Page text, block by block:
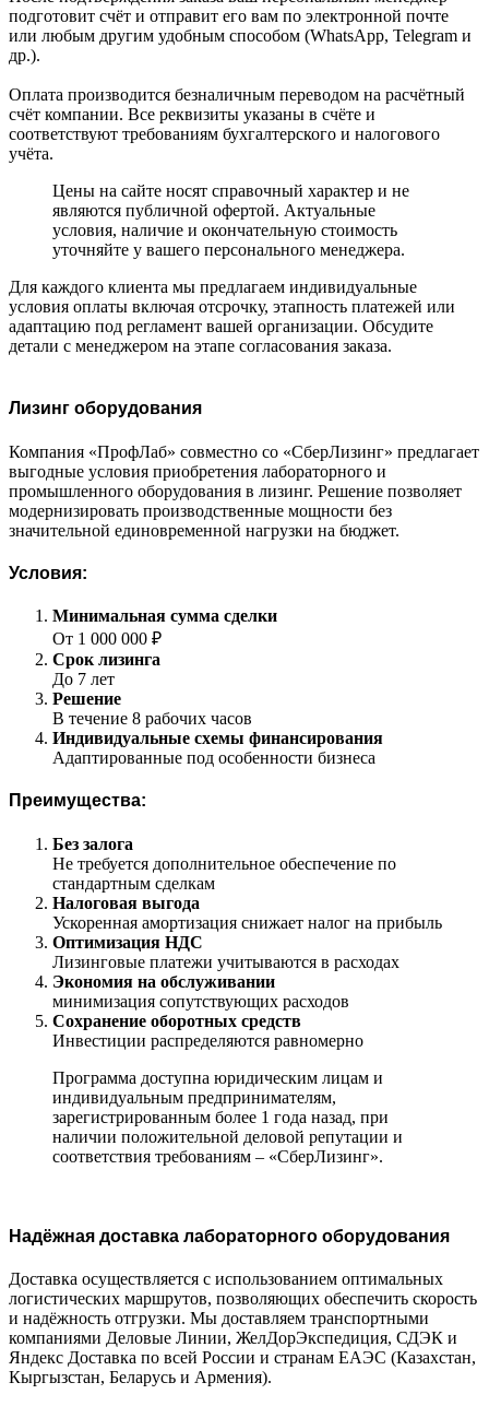
подготовит счёт и отправит его вам по электронной почте
или любым другим удобным способом (WhatsApp, Telegram и
др.).
Оплата производится безналичным переводом на расчётный
счёт компании. Все реквизиты указаны в счёте и
соответствуют требованиям бухгалтерского и налогового
учёта.
Цены на сайте носят справочный характер и не
являются публичной офертой. Актуальные
условия, наличие и окончательную стоимость
уточняйте у вашего персонального менеджера.
Для каждого клиента мы предлагаем индивидуальные
условия оплаты включая отсрочку, этапность платежей или
адаптацию под регламент вашей организации. Обсудите
детали с менеджером на этапе согласования заказа.
Лизинг оборудования
Компания «ПрофЛаб» совместно со «СберЛизинг» предлагает
выгодные условия приобретения лабораторного и
промышленного оборудования в лизинг. Решение позволяет
модернизировать производственные мощности без
значительной единовременной нагрузки на бюджет.
Условия:
Минимальная сумма сделки
От 1 000 000 ₽
Срок лизинга
До 7 лет
Решение
В течение 8 рабочих часов
Индивидуальные схемы финансирования
Адаптированные под особенности бизнеса
Преимущества:
Без залога
Не требуется дополнительное обеспечение по
стандартным сделкам
Налоговая выгода
Ускоренная амортизация снижает налог на прибыль
Оптимизация НДС
Лизинговые платежи учитываются в расходах
Экономия на обслуживании
минимизация сопутствующих расходов
Сохранение оборотных средств
Инвестиции распределяются равномерно
Программа доступна юридическим лицам и
индивидуальным предпринимателям,
зарегистрированным более 1 года назад, при
наличии положительной деловой репутации и
соответствия требованиям – «СберЛизинг».
Надёжная доставка лабораторного оборудования
Доставка осуществляется с использованием оптимальных
логистических маршрутов, позволяющих обеспечить скорость
и надёжность отгрузки. Мы доставляем транспортными
компаниями Деловые Линии, ЖелДорЭкспедиция, СДЭК и
Яндекс Доставка по всей России и странам ЕАЭС (Казахстан,
Кыргызстан, Беларусь и Армения).